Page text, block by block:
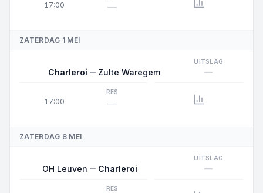
17:00 —
ZATERDAG 1 MEI
17:00
Charleroi Zulte Waregem
UITSLAG
—
RES
—
ZATERDAG 8 MEI
OH Leuven Charleroi
UITSLAG
—
RES